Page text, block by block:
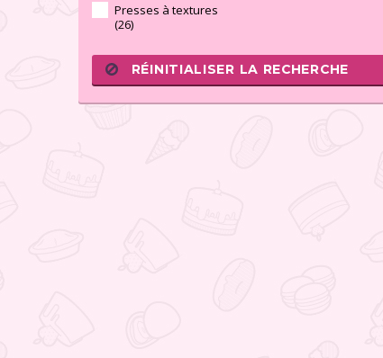
Presses à textures
(26)
RÉINITIALISER LA RECHERCHE